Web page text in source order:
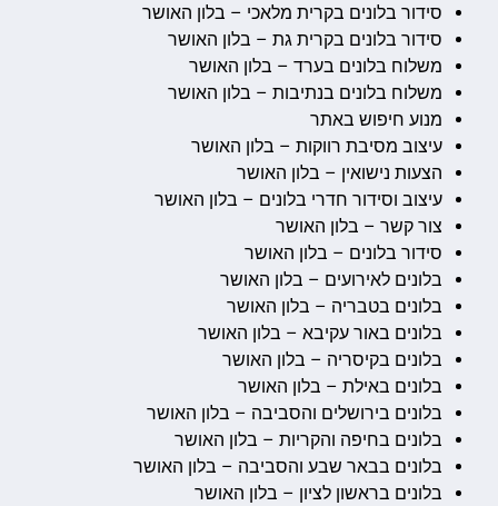
סידור בלונים בקרית מלאכי – בלון האושר
סידור בלונים בקרית גת – בלון האושר
משלוח בלונים בערד – בלון האושר
משלוח בלונים בנתיבות – בלון האושר
מנוע חיפוש באתר
עיצוב מסיבת רווקות – בלון האושר
הצעות נישואין – בלון האושר
עיצוב וסידור חדרי בלונים – בלון האושר
צור קשר – בלון האושר
סידור בלונים – בלון האושר
בלונים לאירועים – בלון האושר
בלונים בטבריה – בלון האושר
בלונים באור עקיבא – בלון האושר
בלונים בקיסריה – בלון האושר
בלונים באילת – בלון האושר
בלונים בירושלים והסביבה – בלון האושר
בלונים בחיפה והקריות – בלון האושר
בלונים בבאר שבע והסביבה – בלון האושר
בלונים בראשון לציון – בלון האושר